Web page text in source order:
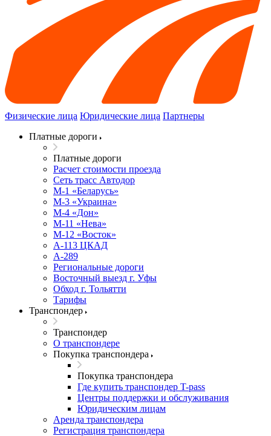
Физические лица Юридические лица Партнеры
Платные дороги
Платные дороги
Расчет стоимости проезда
Сеть трасс Автодор
М-1 «Беларусь»
М-3 «Украина»
М-4 «Дон»
М-11 «Нева»
М-12 «Восток»
А-113 ЦКАД
А-289
Региональные дороги
Восточный выезд г. Уфы
Обход г. Тольятти
Тарифы
Транспондер
Транспондер
О транспондере
Покупка транспондера
Покупка транспондера
Где купить транспондер T-pass
Центры поддержки и обслуживания
Юридическим лицам
Аренда транспондера
Регистрация транспондера